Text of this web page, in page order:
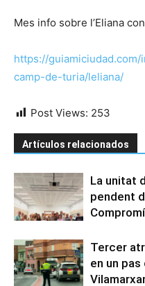
Mes info sobre l’Eliana
https://
camp-de-turia/leliana/
Post Views: 253
Artículos relacionados
La unitat
pendent
Tercer
en un pas